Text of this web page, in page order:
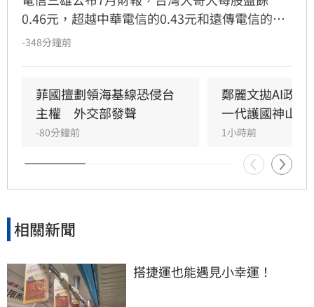
0.46元，超越中華電信的0.43元和遠傳電信的
0.32元，台灣大前7月每股盈餘以3.32元居首；中
-348分鐘前
菲國擅劃領海基線恐侵台
主權　外交部發聲
-80分鐘前
鄭麗文拋AI政策
一代護國神山群
1小時前
相關新聞
搭捷運也能遇見小幸運！